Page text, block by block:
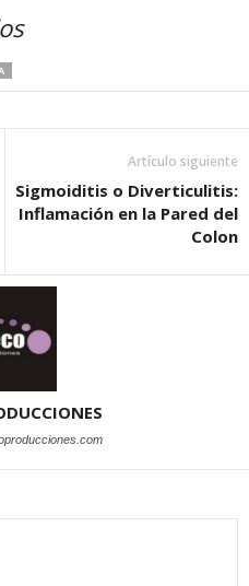
Artículo siguiente
Sigmoiditis o Diverticulitis:
Inflamación en la Pared del
Colon